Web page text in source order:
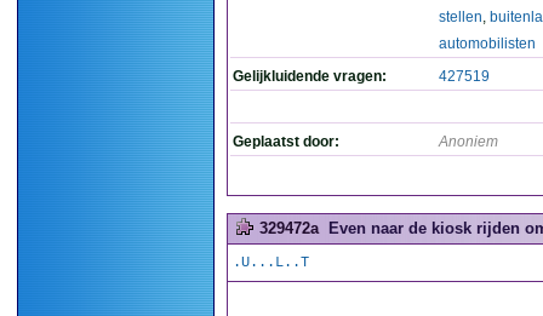
stellen,
automobilisten
Gelijkluidende vragen:
427519
Geplaatst door: Anoniem
329472a Even naar de kiosk rijden
.U...L..T